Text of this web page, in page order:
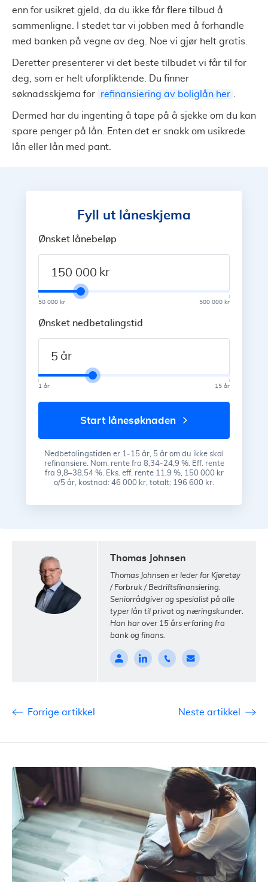
enn for usikret gjeld, da du ikke får flere tilbud å
sammenligne. I stedet tar vi jobben med å forhandle
med banken på vegne av deg. Noe vi gjør helt gratis.
Deretter presenterer vi det beste tilbudet vi får til for
deg, som er helt uforpliktende. Du finner
søknadsskjema for
refinansiering av boliglån her
Dermed har du ingenting å tape på å sjekke om du kan
spare penger på lån. Enten det er snakk om usikrede
lån eller lån med pant.
Fyll ut låneskjema
Ønsket lånebeløp
kr
500 000 kr
50 000 kr
Ønsket nedbetalingstid
år
15 år
1 år
start lånesøknaden
Nedbetalingstiden er 1-15 år, 5 år om du ikke skal
refinansiere. Nom. rente fra 8,34-24,9 %. Eff. rente
fra 9,8–38,54 %. Eks. eff. rente 11,9 %, 150 000 kr
o/5 år, kostnad: 46 000 kr, totalt: 196 600 kr.
Thomas Johnsen
Thomas Johnsen er leder for Kjøretøy
/ Forbruk / Bedriftsfinansiering.
Seniorrådgiver og spesialist på alle
typer lån til privat og næringskunder.
Han har over 15 års erfaring fra
bank og finans.
Forrige artikkel Neste artikkel